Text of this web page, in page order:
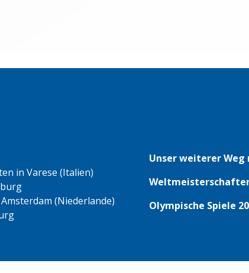
in Varese (Italien)
(Niederlande)
Unser weiterer Weg
Olympische Spiele